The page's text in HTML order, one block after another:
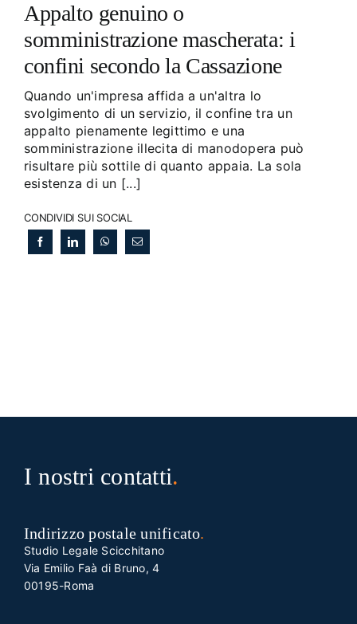
Appalto genuino o
somministrazione mascherata: i
confini secondo la Cassazione
Quando un'impresa affida a un'altra lo
svolgimento di un servizio, il confine tra un
appalto pienamente legittimo e una
somministrazione illecita di manodopera può
risultare più sottile di quanto appaia. La sola
esistenza di un [...]
CONDIVIDI SUI SOCIAL
I nostri contatti.
Indirizzo postale unificato.
Studio Legale Scicchitano
Via Emilio Faà di Bruno, 4
00195-Roma